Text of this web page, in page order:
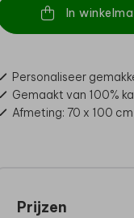
In
Personaliseer
Gemaakt van 100%
Afmeting: 70 x 100 cm
Prijzen